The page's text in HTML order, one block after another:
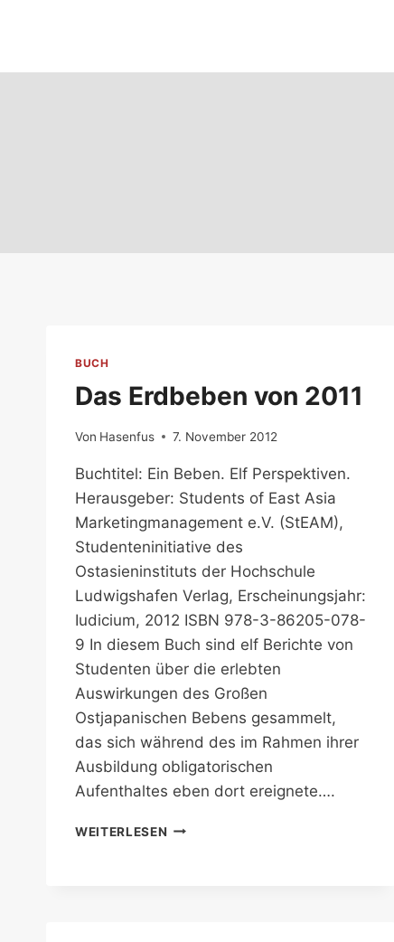
BUCH
Das Erdbeben von 2011
Von Hasenfus 7. November 2012
Buchtitel: Ein Beben. Elf Perspektiven.
Herausgeber: Students of East Asia
Marketingmanagement e.V. (StEAM),
Studenteninitiative des
Ostasieninstituts der Hochschule
Ludwigshafen Verlag, Erscheinungsjahr:
Iudicium, 2012 ISBN 978-3-86205-078-
9 In diesem Buch sind elf Berichte von
Studenten über die erlebten
Auswirkungen des Großen
Ostjapanischen Bebens gesammelt,
das sich während des im Rahmen ihrer
Ausbildung obligatorischen
Aufenthaltes eben dort ereignete….
WEITERLESEN DAS